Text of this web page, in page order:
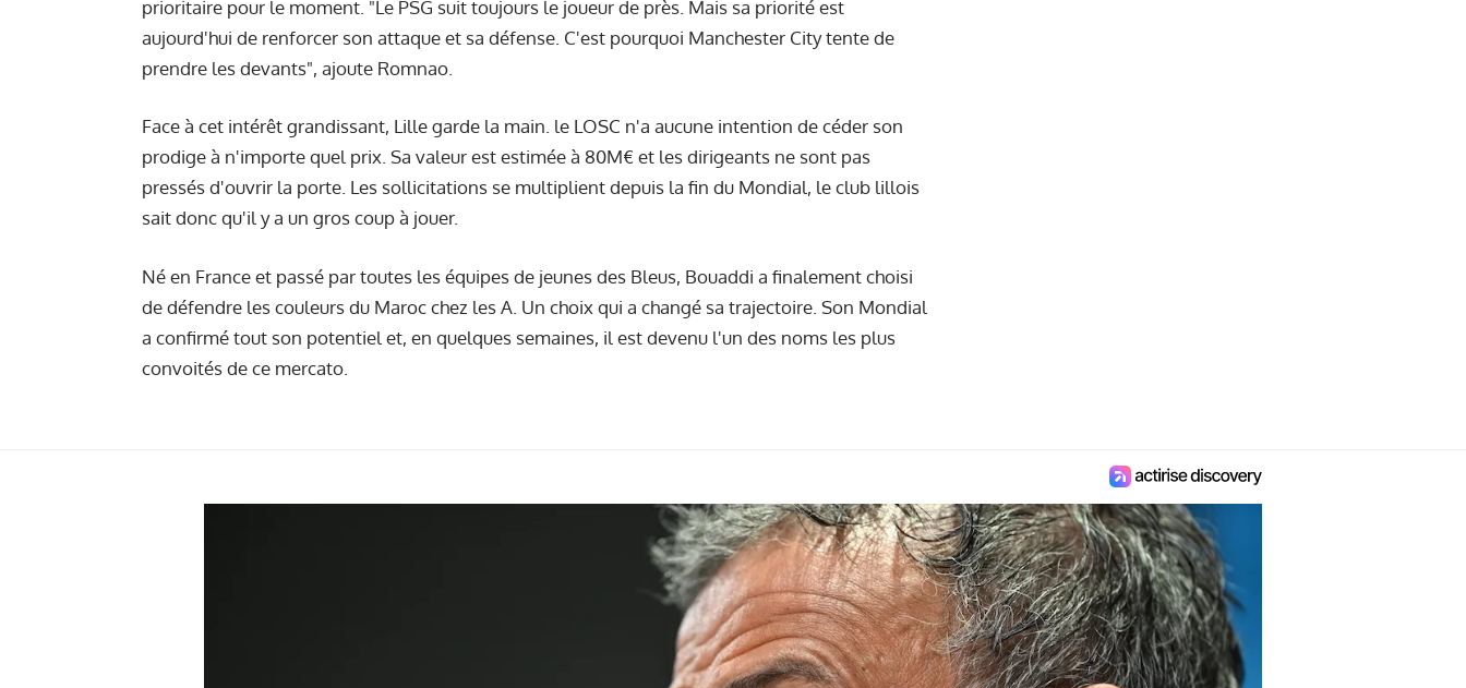
prioritaire pour le moment. "Le PSG suit toujours le joueur de près. Mais sa priorité est
aujourd'hui de renforcer son attaque et sa défense. C'est pourquoi Manchester City tente de
prendre les devants", ajoute Romnao.
Face à cet intérêt grandissant, Lille garde la main. le LOSC n'a aucune intention de céder son
prodige à n'importe quel prix. Sa valeur est estimée à 80M€ et les dirigeants ne sont pas
pressés d'ouvrir la porte. Les sollicitations se multiplient depuis la fin du Mondial, le club lillois
sait donc qu'il y a un gros coup à jouer.
Né en France et passé par toutes les équipes de jeunes des Bleus, Bouaddi a finalement choisi
de défendre les couleurs du Maroc chez les A. Un choix qui a changé sa trajectoire. Son Mondial
a confirmé tout son potentiel et, en quelques semaines, il est devenu l'un des noms les plus
convoités de ce mercato.